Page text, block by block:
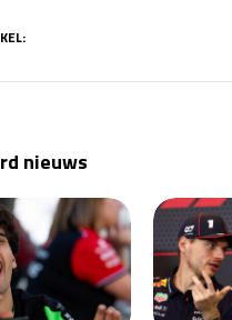
nieuws